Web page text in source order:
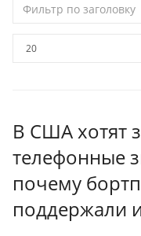
по
В США хотят
телефонные
почему
поддержали